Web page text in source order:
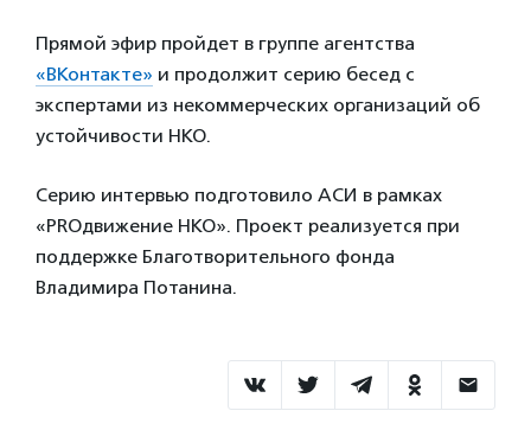
Прямой эфир пройдет в группе агентства
«ВКонтакте» и продолжит серию бесед с
экспертами из некоммерческих организаций об
устойчивости НКО.
Серию интервью подготовило АСИ в рамках
«PROдвижение НКО». Проект реализуется при
поддержке Благотворительного фонда
Владимира Потанина.